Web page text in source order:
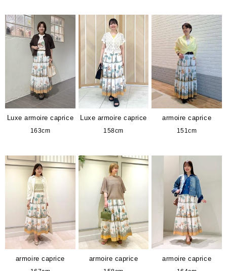
Luxe armoire caprice
163cm
Luxe armoire caprice
158cm
armoire caprice
151cm
armoire caprice armoire caprice armoire caprice